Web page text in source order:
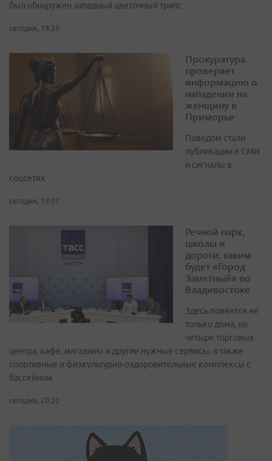
был обнаружен западный цветочный трипс
сегодня, 19:25
Прокуратура
проверяет
информацию о
нападении на
женщину в
Приморье
Поводом стали
публикации в СМИ
и сигналы в
соцсетях
сегодня, 19:07
Речной парк,
школы и
дороги: каким
будет «Город
Заметный» во
Владивостоке
Здесь появятся не
только дома, но
четыре торговых
центра, кафе, магазины и другие нужные сервисы, а также
спортивные и физкультурно-оздоровительные комплексы с
бассейном
сегодня, 20:20